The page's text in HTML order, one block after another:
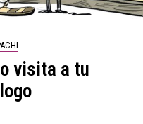
visita a tu